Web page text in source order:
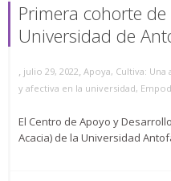
Primera cohorte
Universidad de
, julio 29, 2022, Apoya, Cultiva:
y afectiva en la universidad,
El Centro de Apoyo y
Acacia) de la Universidad